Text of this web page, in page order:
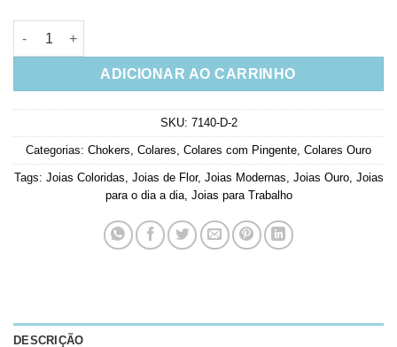
Choker de Florzinhas delicadas com banho de Ouro joias
ADICIONAR AO CARRINHO
SKU: 7140-D-2
Categorias: Chokers, Colares, Colares com Pingente, Colares Ouro
Tags: Joias Coloridas, Joias de Flor, Joias Modernas, Joias Ouro, Joias
para o dia a dia, Joias para Trabalho
DESCRIÇÃO